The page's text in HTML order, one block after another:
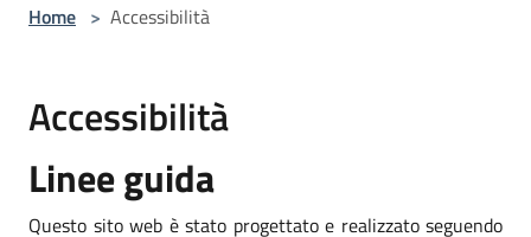
Home > Accessibilità
Accessibilità
Linee guida
Questo sito web è stato progettato e realizzato seguendo